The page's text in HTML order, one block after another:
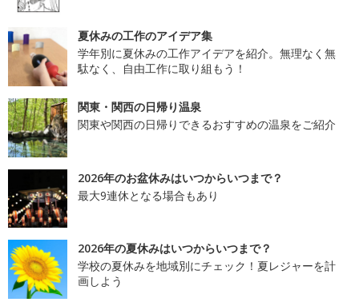
夏休みの工作のアイデア集
学年別に夏休みの工作アイデアを紹介。無理なく無
駄なく、自由工作に取り組もう！
関東・関西の日帰り温泉
関東や関西の日帰りできるおすすめの温泉をご紹介
2026年のお盆休みはいつからいつまで？
最大9連休となる場合もあり
2026年の夏休みはいつからいつまで？
学校の夏休みを地域別にチェック！夏レジャーを計
画しよう